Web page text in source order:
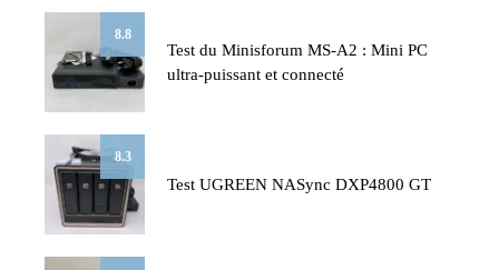
8.8
Test du Minisforum MS-A2 : Mini PC
ultra-puissant et connecté
8.3
Test UGREEN NASync DXP4800 GT